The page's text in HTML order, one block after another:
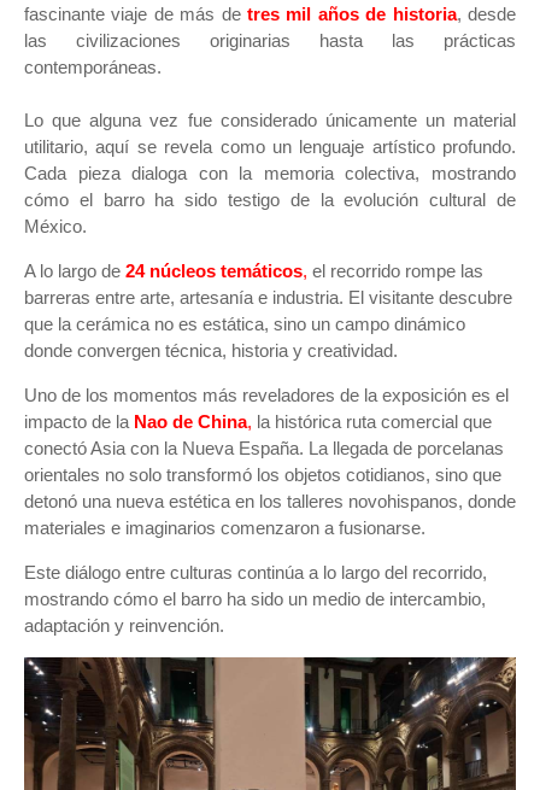
fascinante viaje de más de tres mil años de historia, desde
las civilizaciones originarias hasta las prácticas
contemporáneas.
Lo que alguna vez fue considerado únicamente un material
utilitario, aquí se revela como un lenguaje artístico profundo.
Cada pieza dialoga con la memoria colectiva, mostrando
cómo el barro ha sido testigo de la evolución cultural de
México.
A lo largo de 24 núcleos temáticos, el recorrido rompe las
barreras entre arte, artesanía e industria. El visitante descubre
que la cerámica no es estática, sino un campo dinámico
donde convergen técnica, historia y creatividad.
Uno de los momentos más reveladores de la exposición es el
impacto de la Nao de China, la histórica ruta comercial que
conectó Asia con la Nueva España. La llegada de porcelanas
orientales no solo transformó los objetos cotidianos, sino que
detonó una nueva estética en los talleres novohispanos, donde
materiales e imaginarios comenzaron a fusionarse.
Este diálogo entre culturas continúa a lo largo del recorrido,
mostrando cómo el barro ha sido un medio de intercambio,
adaptación y reinvención.